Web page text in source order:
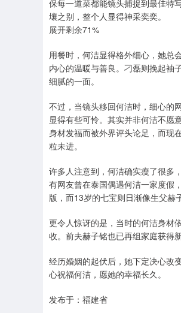
保每一道菜都能镜头捕捉到最佳特
壤之别，整个人显得神采奕奕。
展开剩余71%
用餐时，何洁显得格外细心，她总
内心的温暖与善良。刁磊则挽起袖
细腻的一面。
不过，当镜头移回何洁时，细心的
显得有些可怜。其实并非何洁不愿
身材发福而被外界评头论足，而现
粒未进。
许多人注意到，何洁确实瘦了很多
有网友曾在泰国偶遇何洁一家度假
版，而13岁的七宝则日渐像生父赫
更令人惊讶的是，当时的何洁身材
收。前夫赫子铭也已再组家庭获得
经历婚姻的起伏后，她下定决心改
心祝福何洁，愿她的幸福长久。
发布于：福建省